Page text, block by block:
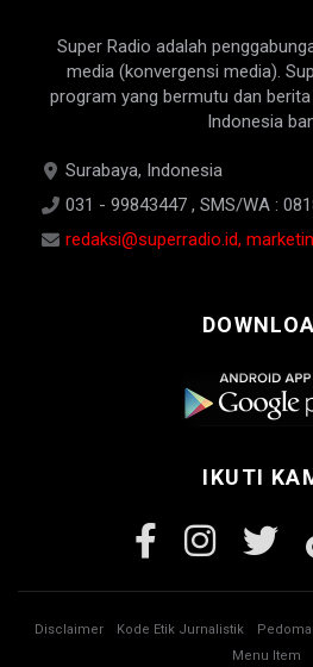
Super Radio adalah
media (konvergensi media).
program yang bermutu dan
Indonesia
Surabaya, Indonesia
031 - 99843447 , SMS/WA :
redaksi@superradio.id,
IKUTI
Disclaimer Kode Etik Jurnalistik
Menu Item